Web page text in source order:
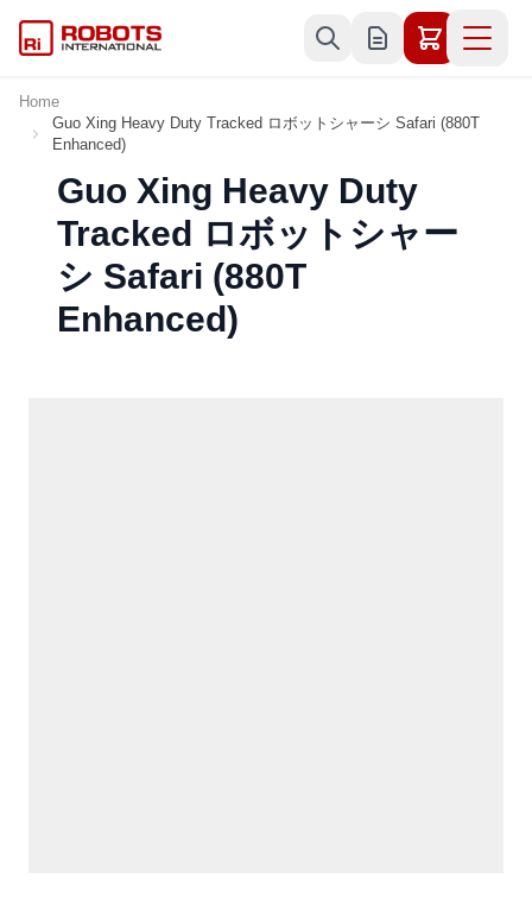
Home
Guo Xing Heavy Duty Tracked ロボットシャーシ Safari (880T
Enhanced)
Guo Xing Heavy Duty
Tracked ロボットシャー
シ Safari (880T
Enhanced)